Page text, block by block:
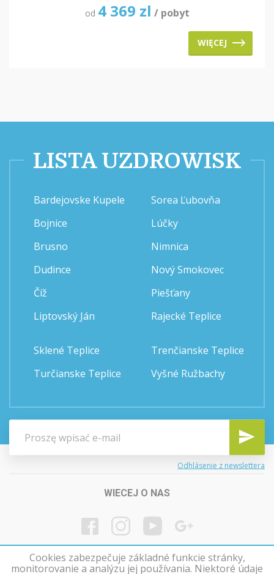
od 4 369 zl / pobyt
WIĘCEJ
LISTA UZDROWISK
Bardejovske Kupele
Bojnice
Brusno
Dudince
Číž
Liptovský Ján
Sorea Ľubovňa
Lúčky
Nimnica
Nový Smokovec
Piešťany
Rajecké Teplice
Sklené Teplice
Turčianske Teplice
Trenčianske Teplice
Vyšné Ružbachy
Odhlásenie z newslettera
WIECEJ O NAS
Cookies zabezpečuje základné funkcie stránky,
monitorovanie a analýzu jej používania. Niektoré údaje